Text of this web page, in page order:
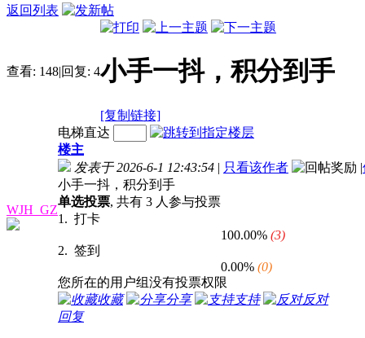
返回列表
查看: 148|回复: 4小手一抖，积分到手
[复制链接]
WJH_GZ
电梯直达
楼主
发表于 2026-6-1 12:43:54 | 只看该作者 |
小手一抖，积分到手
单选投票, 共有 3 人参与投票
1. 打卡
100.00% (3)
2. 签到
0.00% (0)
您所在的用户组没有投票权限
收藏
分享 支持
反对
回复